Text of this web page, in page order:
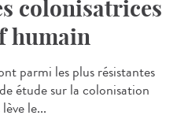
colonisatrices
humain
parmi les plus résistantes
étude sur la colonisation
le...